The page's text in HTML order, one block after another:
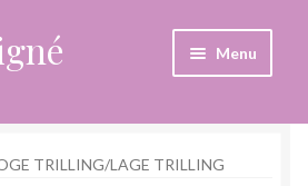
Menu
TRILLING/LAGE TRILLING